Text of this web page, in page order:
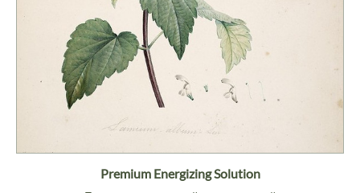
Premium Energizing Solution